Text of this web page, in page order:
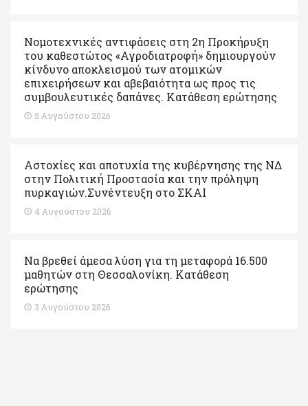
Νομοτεχνικές αντιφάσεις στη 2η Προκήρυξη
του καθεστώτος «Αγροδιατροφή» δημιουργούν
κίνδυνο αποκλεισμού των ατομικών
επιχειρήσεων και αβεβαιότητα ως προς τις
συμβουλευτικές δαπάνες. Κατάθεση ερώτησης
5 Αυγούστου 2026
Αστοχίες και αποτυχία της κυβέρνησης της ΝΔ
στην Πολιτική Προστασία και την πρόληψη
πυρκαγιών.Συνέντευξη στο ΣΚΑΙ
4 Αυγούστου 2026
Να βρεθεί άμεσα λύση για τη μεταφορά 16.500
μαθητών στη Θεσσαλονίκη. Κατάθεση
ερώτησης
3 Αυγούστου 2026